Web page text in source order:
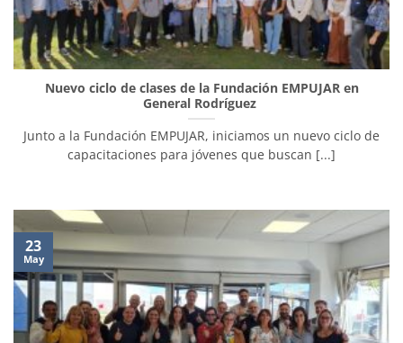
Nuevo ciclo de clases de la Fundación EMPUJAR en
General Rodríguez
Junto a la Fundación EMPUJAR, iniciamos un nuevo ciclo de
capacitaciones para jóvenes que buscan [...]
23
May